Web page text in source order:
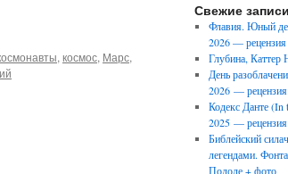
,космос, Марс,
Свежие записи
Флавия. Юный
2026 — рецензия
Глубина, Каттер
День
2026 —
Кодекс Данте (In
2025 —
Библейский
легендами.
Подоле + фото